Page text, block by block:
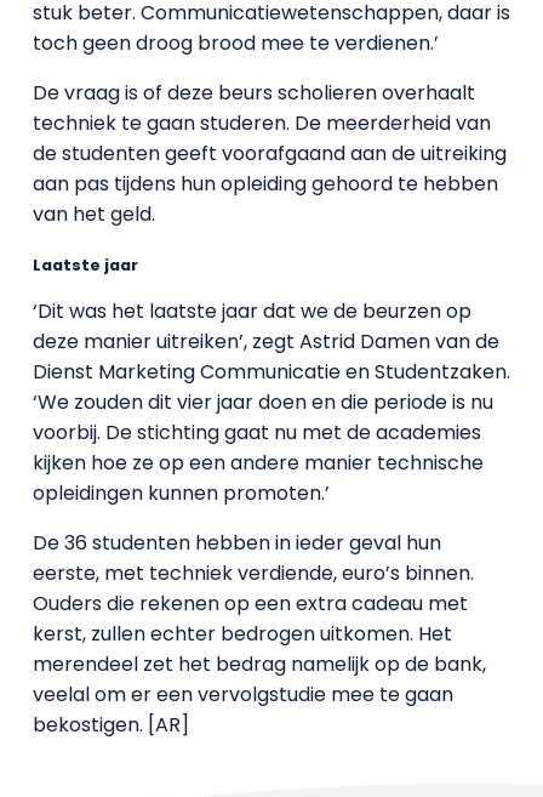
stuk beter. Communicatiewetenschappen, daar is
toch geen droog brood mee te verdienen.’
De vraag is of deze beurs scholieren overhaalt
techniek te gaan studeren. De meerderheid van
de studenten geeft voorafgaand aan de uitreiking
aan pas tijdens hun opleiding gehoord te hebben
van het geld.
Laatste jaar
‘Dit was het laatste jaar dat we de beurzen op
deze manier uitreiken’, zegt Astrid Damen van de
Dienst Marketing Communicatie en Studentzaken.
‘We zouden dit vier jaar doen en die periode is nu
voorbij. De stichting gaat nu met de academies
kijken hoe ze op een andere manier technische
opleidingen kunnen promoten.’
De 36 studenten hebben in ieder geval hun
eerste, met techniek verdiende, euro’s binnen.
Ouders die rekenen op een extra cadeau met
kerst, zullen echter bedrogen uitkomen. Het
merendeel zet het bedrag namelijk op de bank,
veelal om er een vervolgstudie mee te gaan
bekostigen. [AR]